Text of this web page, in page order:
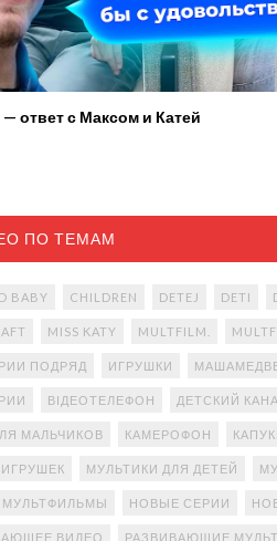
ответ с Максом и Катей
ПО ТЕМАМ
BABY CHILDREN DETEJ DETI
MISS KATY MULTFILM.
ПОДРЯД ИГРУШКИ
ВІДЕОТЕЛЕФОН ДЕТСКИЙ
МАЛЬЧИКОВ КАМЕРОФОН
МУЛЬТИКИ ДЛЯ ДЕТЕЙ
НОВЫЕ СЕРИИ
ВИДЕО РАЗВИВАЮЩИЕ